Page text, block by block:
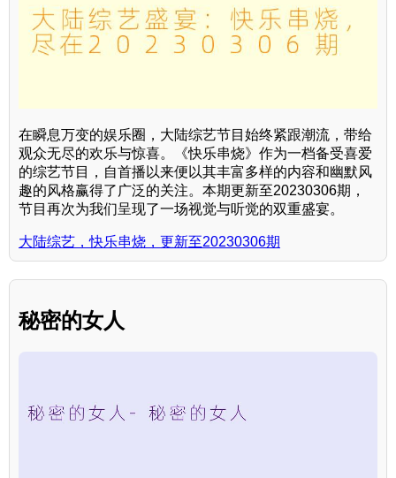
在瞬息万变的娱乐圈，大陆综艺节目始终紧跟潮流，带给
观众无尽的欢乐与惊喜。《快乐串烧》作为一档备受喜爱
的综艺节目，自首播以来便以其丰富多样的内容和幽默风
趣的风格赢得了广泛的关注。本期更新至20230306期，
节目再次为我们呈现了一场视觉与听觉的双重盛宴。
大陆综艺，快乐串烧，更新至20230306期
秘密的女人